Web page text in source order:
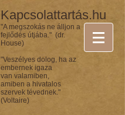
Kapcsolattartás.hu
"A megszokás ne álljon a
fejlődés útjába." (dr.
House)
"Veszélyes dolog, ha az
embernek igaza
van valamiben,
amiben a hivatalos
szervek tévednek."
(Voltaire)